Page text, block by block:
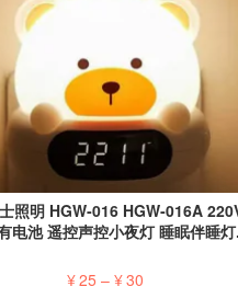
照明 HGW‑016 HGW‑016A
电池 遥控声控小夜灯 睡眠伴睡
¥25 – ¥30